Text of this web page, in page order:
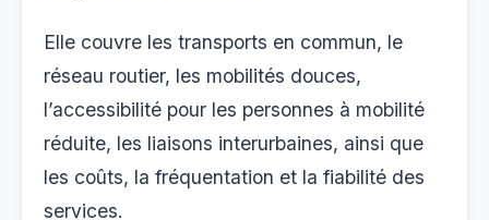
Elle couvre les transports en commun, le
réseau routier, les mobilités douces,
l’accessibilité pour les personnes à mobilité
réduite, les liaisons interurbaines, ainsi que
les coûts, la fréquentation et la fiabilité des
services.